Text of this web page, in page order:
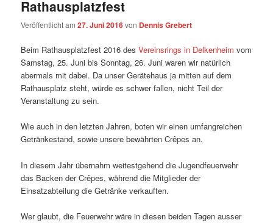
Rathausplatzfest
Veröffentlicht am27. Juni 2016von Dennis Grebert
Beim Rathausplatzfest 2016 desVereinsrings in Delkenheim vom
Samstag, 25. Juni bis Sonntag, 26. Juni waren wir natürlich
abermals mit dabei. Da unser Gerätehaus ja mitten auf dem
Rathausplatz steht, würde es schwer fallen, nicht Teil der
Veranstaltung zu sein.
Wie auch in den letzten Jahren, boten wir einen umfangreichen
Getränkestand, sowie unsere bewährten Crêpes an.
In diesem Jahr übernahm weitestgehend die Jugendfeuerwehr
das Backen der Crêpes, während die Mitglieder der
Einsatzabteilung die Getränke verkauften.
Wer glaubt, die Feuerwehr wäre in diesen beiden Tagen ausser